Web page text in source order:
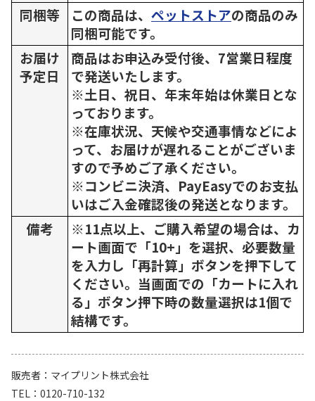
同梱等
この商品は、 ペットストアの商品のみ
同梱可能です。
お届け
予定日
商品はお申込み受付後、7営業日程度
で発送いたします。
※土日、祝日、年末年始は休業日とな
っております。
※在庫状況、天候や交通事情などによ
って、お届けが遅れることがございま
すので予めご了承ください。
※コンビニ決済、PayEasyでのお支払
いはご入金確認後の発送となります。
備考
※11点以上、ご購入希望の場合は、カ
ート画面で「10+」を選択、必要数量
を入力し「再計算」ボタンを押下して
ください。当画面での「カートに入れ
る」ボタン押下時の数量選択は1個で
結構です。
販売者
マイプリント株式会社
TEL
0120-710-132